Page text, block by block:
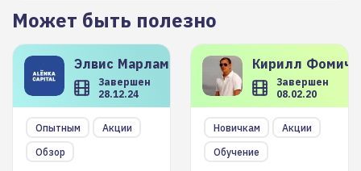
Может быть полезно
Элвис Марламов
Завершен
28.12.24
Опытным
Акции
Обзор
Кирилл
Завершен
08.02.20
Новичкам
Акции
Обучение